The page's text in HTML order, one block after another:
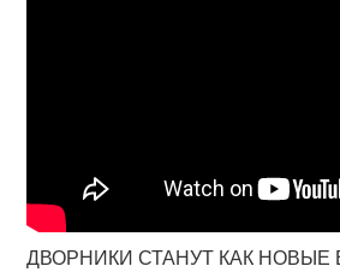
ДВОРНИКИ СТАНУТ КАК НОВЫЕ